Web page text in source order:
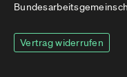
Vertrag widerrufen